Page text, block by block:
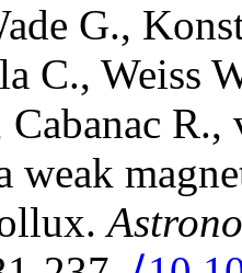
G.,
C., Weiss
Cabanac R.,
weak
.